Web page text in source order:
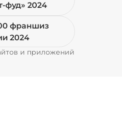
фуд» 2024
франшиз
2024
и приложений
Pyrobyte